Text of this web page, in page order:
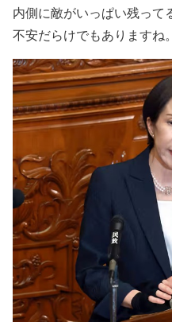
内側に敵がいっぱい残って
不安だらけでもありますね。